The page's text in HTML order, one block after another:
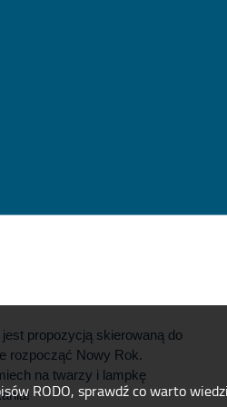
RODO, sprawdź co warto
propozycją skierowaną do
rozpocząć Nowy Rok.
na twarzy i lampkę